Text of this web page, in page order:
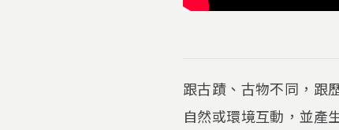
跟古蹟、古物不同，跟
自然或環境互動，並產